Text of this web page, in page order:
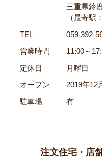
三重県鈴
（最寄駅
TEL
059-392-
営業時間
11:00～
定休日
月曜日
オープン
2019年12
駐車場
有
注文住宅・店